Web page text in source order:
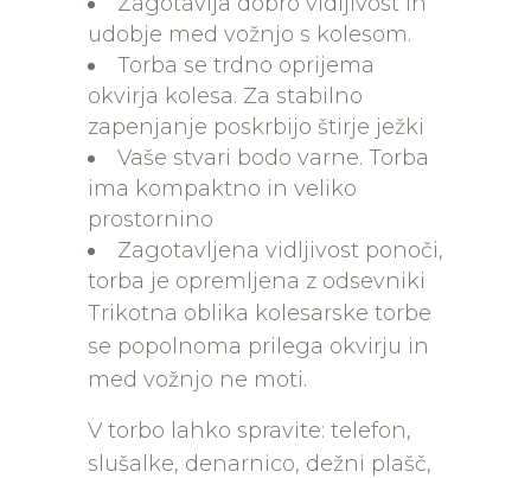
udobje med vožnjo s kolesom.
Torba se trdno oprijema
okvirja kolesa. Za stabilno
zapenjanje poskrbijo štirje ježki
Vaše stvari bodo varne. Torba
ima kompaktno in veliko
prostornino
Zagotavljena vidljivost ponoči,
torba je opremljena z odsevniki
Trikotna oblika kolesarske torbe
se popolnoma prilega okvirju in
med vožnjo ne moti.
V torbo lahko spravite: telefon,
slušalke, denarnico, dežni plašč,